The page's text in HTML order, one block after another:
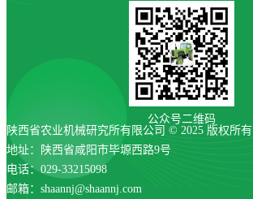
公众号二维码
陕西省农业机械研究所有限公司 © 2025 版权所有
地址：陕西省咸阳市毕塬西路9号
电话：029-33215098
邮箱：shaannj@shaannj.com